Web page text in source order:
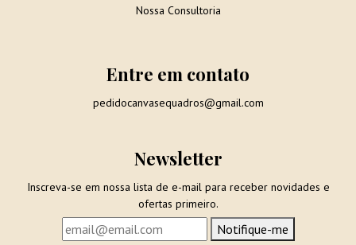
Nossa Consultoria
Entre em contato
pedidocanvasequadros@gmail.com
Newsletter
Inscreva-se em nossa lista de e-mail para receber novidades e
ofertas primeiro.
Notifique-me